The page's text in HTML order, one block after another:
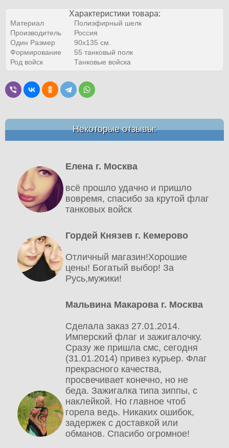
Характеристики товара:
Материал
Полиэфирный шелк
Производитель
Россия
Один Размер
90х135 см.
Формирование
55 танковый полк
Род войск
Танковые войска
Некоторые отзывы:
Елена г. Москва
всё прошло удачно и пришло
вовремя, спасибо за крутой флаг
танковых войск
Гордей Князев г. Кемерово
Отличный магазин!Хорошие
цены! Богатый выбор! За
Русь,мужики!
Мальвина Макарова г. Москва
Сделала заказ 27.01.2014.
Имперский флаг и зажигалочку.
Сразу же пришла смс, сегодня
(31.01.2014) привез курьер. Флаг
прекрасного качества,
просвечивает конечно, но не
беда. Зажигалка типа зиппы, с
наклейкой. Но главное чтоб
горела ведь. Никаких ошибок,
задержек с доставкой или
обманов. Спасибо огромное!